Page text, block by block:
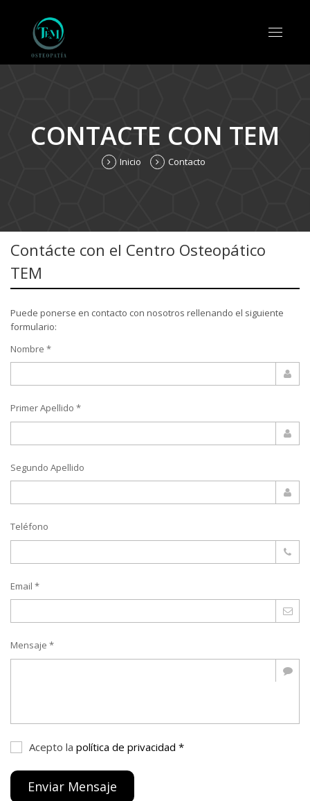
Toggle
CONTACTE CON TEM
Inicio Contacto
Contácte con el Centro Osteopático
TEM
Puede ponerse en contacto con nosotros rellenando el siguiente
formulario:
Nombre *
Primer Apellido *
Segundo Apellido
Teléfono
Email *
Mensaje *
Acepto la política de privacidad *
Enviar Mensaje